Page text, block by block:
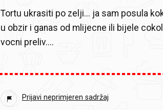
Tortu ukrasiti po zelji... ja sam posula
u obzir i ganas od mlijecne ili bijele
vocni preliv....
Prijavi neprimjeren sadržaj